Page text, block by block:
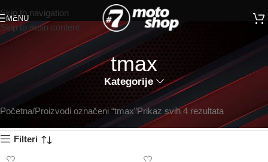
Skip to navigation
Skip to main content
MENU
tmax
Kategorije
Početna Proizvodi označeni “tmax”Prikaz svih 4 rezultata
Filteri